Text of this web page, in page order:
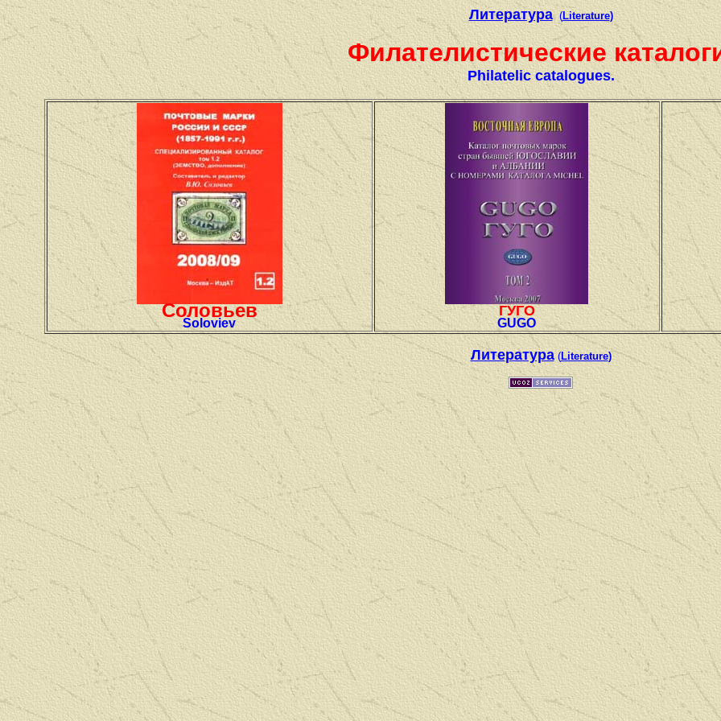
Литература (Literature)
Филателистические
Philatelic catalogues.
Соловьев
Soloviev
ГУГО
GUGO
Литература (Literature)